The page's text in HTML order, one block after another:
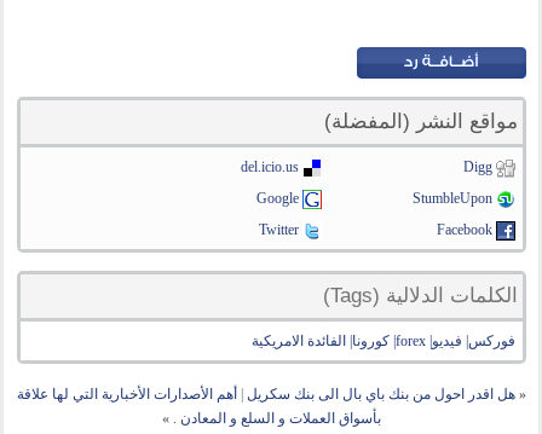
مواقع النشر (المفضلة)
Digg
del.icio.us
StumbleUpon
Google
Facebook
Twitter
الكلمات الدلالية (Tags)
فوركس| فيديو| forex| كورونا| الفائدة الامريكية
« هل اقدر احول من بنك باي بال الى بنك سكريل
أهم الأصدارات الأخبارية التي لها علاقة
بأسواق العملات و السلع و المعادن . »